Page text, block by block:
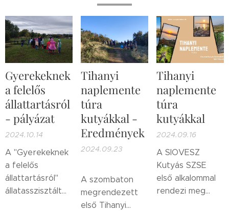
Gyerekeknek
a felelős
állattartásról
- pályázat
2024.10.14
A "Gyerekeknek
a felelős
állattartásról"
állatasszisztált
Tihanyi
naplemente
túra
kutyákkal -
Eredmények
2024.09.23
A szombaton
megrendezett
első Tihanyi
Tihanyi
naplemente
túra
kutyákkal
2024.09.16
A SIOVESZ
Kutyás SZSE
első alkalommal
rendezi meg